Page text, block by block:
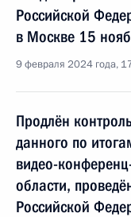
Российской
в Москве 15
9 февраля 2024 года,
Продлён
данного по
видео-
области,
Российской